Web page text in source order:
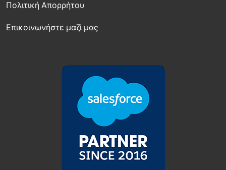
Πολιτική Απορρήτου
Επικοινωνήστε μαζί μας